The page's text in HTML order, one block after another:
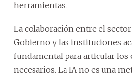
herramientas.
La colaboración entre el
Gobierno y las instituciones
fundamental para articular los
necesarios. La IA no es una